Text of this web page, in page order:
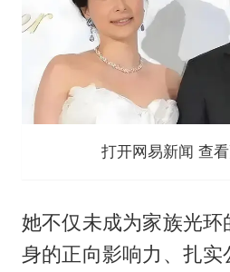
打开网易新闻 查
她不仅未成为家族光环
身的正向影响力、扎